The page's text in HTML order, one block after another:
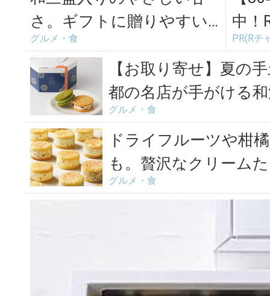
さ。ギフトに贈りやすい
「果子舗DAIJU」の焼き菓
子3選
グルメ・食
中！
不要
PR(Rチ
【お取り寄せ】夏の
都の名店が手がける
グルメ・食
ドライフルーツや柑
も。贅沢なクリーム
ーツ...
グルメ・食